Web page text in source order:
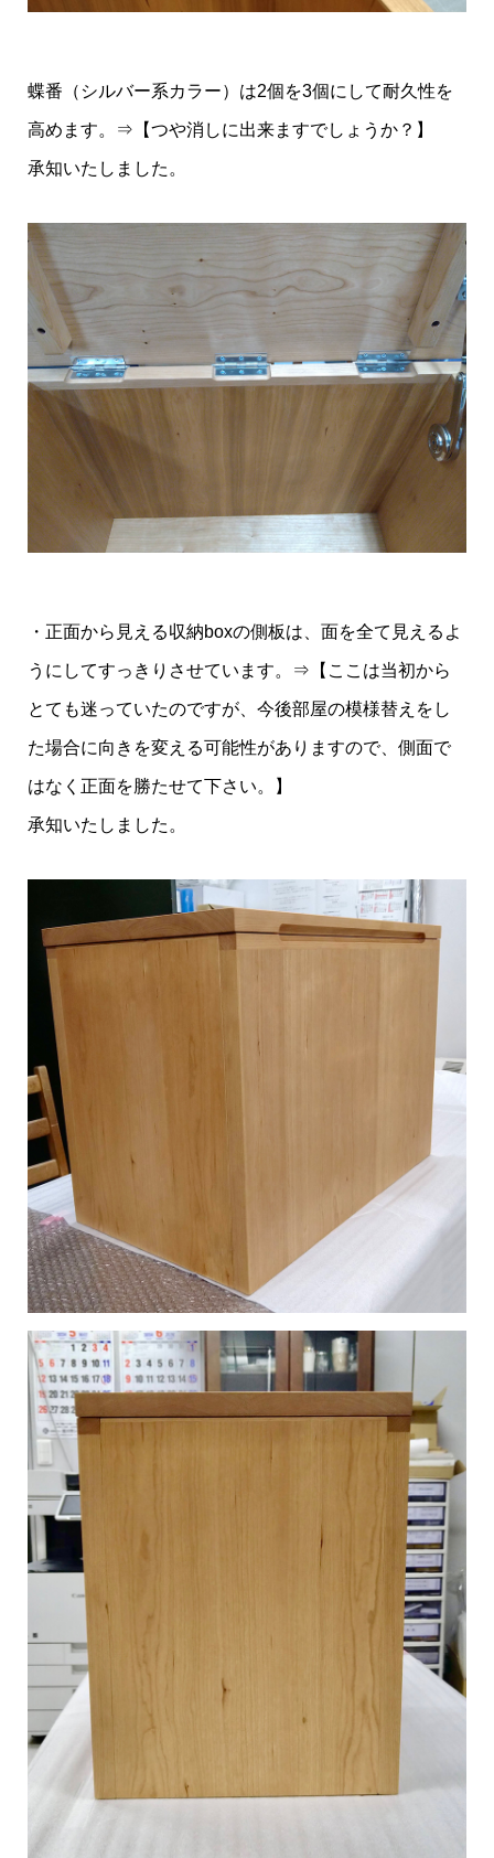
蝶番（シルバー系カラー）は2個を3個にして耐久性を
高めます。⇒【つや消しに出来ますでしょうか？】
承知いたしました。
・正面から見える収納boxの側板は、面を全て見えるよ
うにしてすっきりさせています。⇒【ここは当初から
とても迷っていたのですが、今後部屋の模様替えをし
た場合に向きを変える可能性がありますので、側面で
はなく正面を勝たせて下さい。】
承知いたしました。